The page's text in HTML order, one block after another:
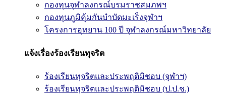
กองทุนจุฬาลงกรณ์บรมราชสมภพฯ
กองทุนภูมิคุ้มกันบำบัดมะเร็งจุฬาฯ
โครงการอุทยาน 100 ปี จุฬาลงกรณ์มหาวิทยาลัย
แจ้งเรื่องร้องเรียนทุจริต
ร้องเรียนทุจริตและประพฤติมิชอบ (จุฬาฯ)
ร้องเรียนทุจริตและประพฤติมิชอบ (ป.ป.ช.)